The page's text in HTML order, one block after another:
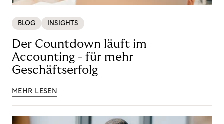
BLOG INSIGHTS
Der Countdown läuft im
Accounting - für mehr
Geschäftserfolg
MEHR LESEN